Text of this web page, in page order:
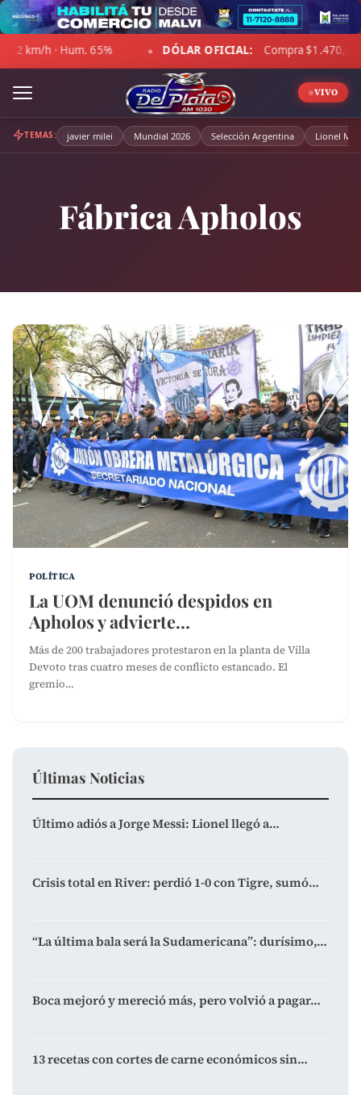
Skip
to
content
◆ DÓLAR OFICIAL: Compra $1.470,00 · Venta $1.521,00
VIVO
TEMAS: javier milei Mundial 2026 Selección Argentina Lionel
Fábrica Apholos
POLÍTICA
La UOM denunció despidos en
Apholos y advierte…
Más de 200 trabajadores protestaron en la planta de Villa
Devoto tras cuatro meses de conflicto estancado. El
gremio…
Últimas Noticias
Último adiós a Jorge Messi: Lionel llegó a…
Crisis total en River: perdió 1-0 con Tigre, sumó…
“La última bala será la Sudamericana”: durísimo,…
Boca mejoró y mereció más, pero volvió a pagar…
13 recetas con cortes de carne económicos sin…